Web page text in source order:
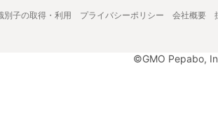
別子の取得・利用 プライバシーポリシー 会社概要
©GMO Pepabo,